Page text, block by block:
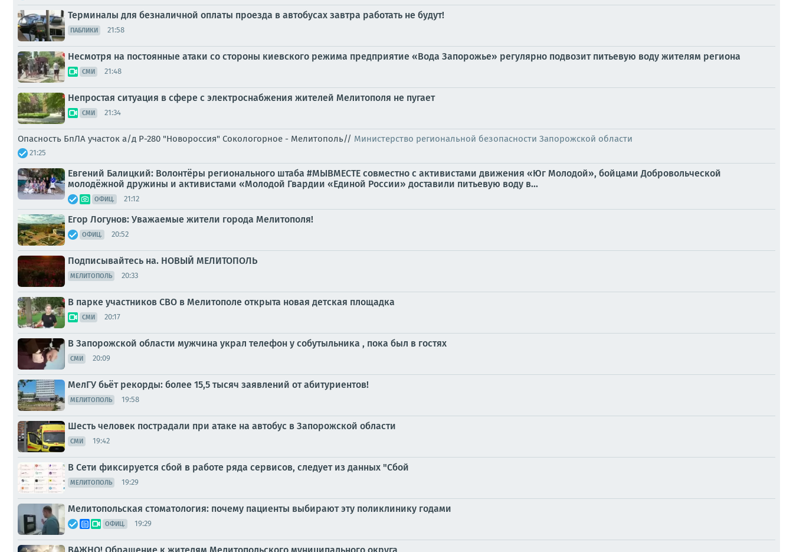
Терминалы для безналичной оплаты проезда в автобусах завтра работать не будут!
ПАБЛИКИ 21:58
Несмотря на постоянные атаки со стороны киевского режима предприятие «Вода Запорожье» регулярно подвозит питьевую воду жителям региона
СМИ 21:48
Непростая ситуация в сфере с электроснабжения жителей Мелитополя не пугает
СМИ 21:34
Опасность БпЛА участок а/д Р-280 "Новороссия" Сокологорное - Мелитополь// Министерство региональной безопасности Запорожской области
21:25
Евгений Балицкий: Волонтёры регионального штаба #МЫВМЕСТЕ совместно с активистами движения «Юг Молодой», бойцами Добровольческой
молодёжной дружины и активистами «Молодой Гвардии «Единой России» доставили питьевую воду в...
ОФИЦ. 21:12
Егор Логунов: Уважаемые жители города Мелитополя!
ОФИЦ. 20:52
Подписывайтесь на. НОВЫЙ МЕЛИТОПОЛЬ
МЕЛИТОПОЛЬ 20:33
В парке участников СВО в Мелитополе открыта новая детская площадка
СМИ 20:17
В Запорожской области мужчина украл телефон у собутыльника , пока был в гостях
СМИ 20:09
МелГУ бьёт рекорды: более 15,5 тысяч заявлений от абитуриентов!
МЕЛИТОПОЛЬ 19:58
Шесть человек пострадали при атаке на автобус в Запорожской области
СМИ 19:42
В Сети фиксируется сбой в работе ряда сервисов, следует из данных "Сбой
МЕЛИТОПОЛЬ 19:29
Мелитопольская стоматология: почему пациенты выбирают эту поликлинику годами
ОФИЦ. 19:29
ВАЖНО! Обращение к жителям Мелитопольского муниципального округа